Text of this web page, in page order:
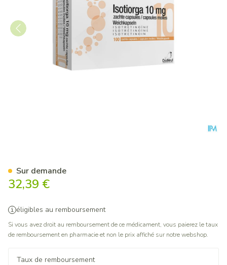
32,39 €
éligibles au remboursement
Si vous avez droit au remboursement de ce médicament, vous paierez le taux
de remboursement en pharmacie et non le prix affiché sur notre webshop.
Taux de remboursement
Sur demande